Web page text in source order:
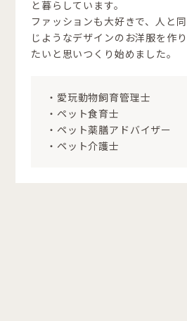
と暮らしています。
ファッションも大好きで、人と同
じようなデザインのお洋服を作り
たいと思いつくり始めました。
・愛玩動物飼育管理士
・ペット食育士
・ペット薬膳アドバイザー
・ペット介護士